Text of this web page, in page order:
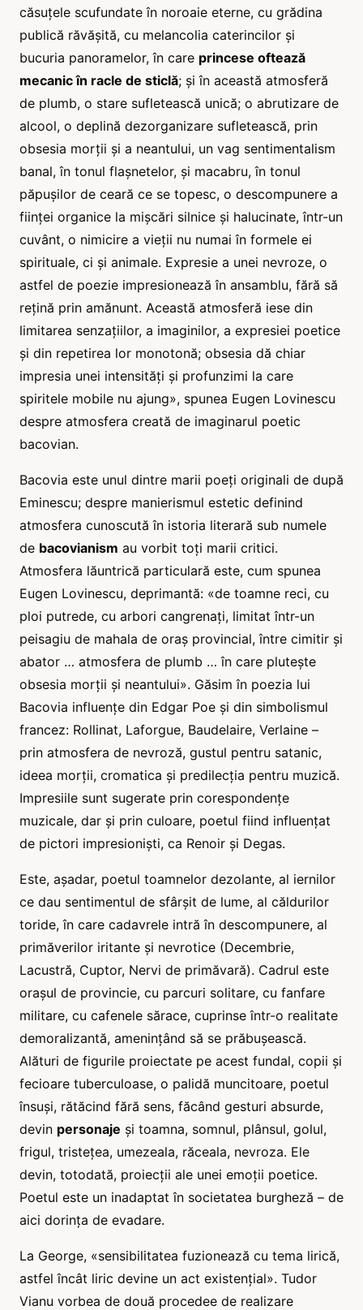
căsuțele scufundate în noroaie eterne, cu grădina
publică răvășită, cu melancolia caterincilor și
bucuria panoramelor, în care princese oftează
mecanic în racle de sticlă; și în această atmosferă
de plumb, o stare sufletească unică; o abrutizare de
alcool, o deplină dezorganizare sufletească, prin
obsesia morții și a neantului, un vag sentimentalism
banal, în tonul flașnetelor, și macabru, în tonul
păpușilor de ceară ce se topesc, o descompunere a
ființei organice la mișcări silnice și halucinate, într-un
cuvânt, o nimicire a vieții nu numai în formele ei
spirituale, ci și animale. Expresie a unei nevroze, o
astfel de poezie impresionează în ansamblu, fără să
rețină prin amănunt. Această atmosferă iese din
limitarea senzațiilor, a imaginilor, a expresiei poetice
și din repetirea lor monotonă; obsesia dă chiar
impresia unei intensități și profunzimi la care
spiritele mobile nu ajung», spunea Eugen Lovinescu
despre atmosfera creată de imaginarul poetic
bacovian.
Bacovia este unul dintre marii poeți originali de după
Eminescu; despre manierismul estetic definind
atmosfera cunoscută în istoria literară sub numele
de bacovianism au vorbit toți marii critici.
Atmosfera lăuntrică particulară este, cum spunea
Eugen Lovinescu, deprimantă: «de toamne reci, cu
ploi putrede, cu arbori cangrenați, limitat într-un
peisagiu de mahala de oraș provincial, între cimitir și
abator … atmosfera de plumb … în care plutește
obsesia morții și neantului». Găsim în poezia lui
Bacovia influențe din Edgar Poe și din simbolismul
francez: Rollinat, Laforgue, Baudelaire, Verlaine –
prin atmosfera de nevroză, gustul pentru satanic,
ideea morții, cromatica și predilecția pentru muzică.
Impresiile sunt sugerate prin corespondențe
muzicale, dar și prin culoare, poetul fiind influențat
de pictori impresioniști, ca Renoir și Degas.
Este, așadar, poetul toamnelor dezolante, al iernilor
ce dau sentimentul de sfârșit de lume, al căldurilor
toride, în care cadavrele intră în descompunere, al
primăverilor iritante și nevrotice (Decembrie,
Lacustră, Cuptor, Nervi de primăvară). Cadrul este
orașul de provincie, cu parcuri solitare, cu fanfare
militare, cu cafenele sărace, cuprinse într-o realitate
demoralizantă, amenințând să se prăbușească.
Alături de figurile proiectate pe acest fundal, copii și
fecioare tuberculoase, o palidă muncitoare, poetul
însuși, rătăcind fără sens, făcând gesturi absurde,
devin personaje și toamna, somnul, plânsul, golul,
frigul, tristețea, umezeala, răceala, nevroza. Ele
devin, totodată, proiecții ale unei emoții poetice.
Poetul este un inadaptat în societatea burgheză – de
aici dorința de evadare.
La George, «sensibilitatea fuzionează cu tema lirică,
astfel încât liric devine un act existențial». Tudor
Vianu vorbea de două procedee de realizare